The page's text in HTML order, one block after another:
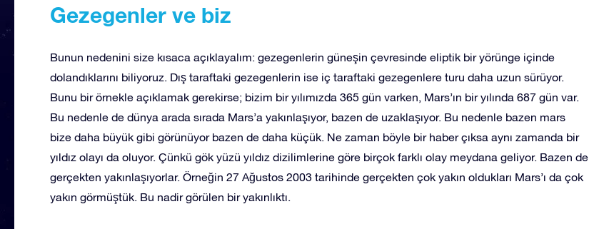
Gezegenler ve biz
Bunun nedenini size kısaca açıklayalım: gezegenlerin güneşin çevresinde eliptik bir yörünge içinde
dolandıklarını biliyoruz. Dış taraftaki gezegenlerin ise iç taraftaki gezegenlere turu daha uzun sürüyor.
Bunu bir örnekle açıklamak gerekirse; bizim bir yılımızda 365 gün varken, Mars’ın bir yılında 687 gün var.
Bu nedenle de dünya arada sırada Mars’a yakınlaşıyor, bazen de uzaklaşıyor. Bu nedenle bazen mars
bize daha büyük gibi görünüyor bazen de daha küçük. Ne zaman böyle bir haber çıksa aynı zamanda bir
yıldız olayı da oluyor. Çünkü gök yüzü yıldız dizilimlerine göre birçok farklı olay meydana geliyor. Bazen de
gerçekten yakınlaşıyorlar. Örneğin 27 Ağustos 2003 tarihinde gerçekten çok yakın oldukları Mars’ı da çok
yakın görmüştük. Bu nadir görülen bir yakınlıktı.